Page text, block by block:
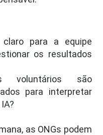
para a equipe
os resultados
são
para interpretar
as ONGs podem